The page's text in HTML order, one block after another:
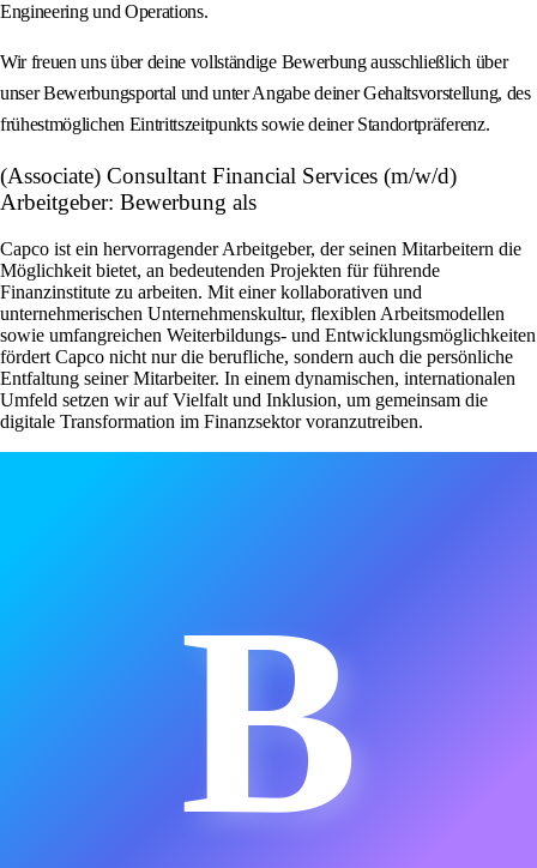
Engineering und Operations.
Wir freuen uns über deine vollständige Bewerbung ausschließlich über
unser Bewerbungsportal und unter Angabe deiner Gehaltsvorstellung, des
frühestmöglichen Eintrittszeitpunkts sowie deiner Standortpräferenz.
(Associate) Consultant Financial Services (m/w/d)
Arbeitgeber: Bewerbung als
Capco ist ein hervorragender Arbeitgeber, der seinen Mitarbeitern die
Möglichkeit bietet, an bedeutenden Projekten für führende
Finanzinstitute zu arbeiten. Mit einer kollaborativen und
unternehmerischen Unternehmenskultur, flexiblen Arbeitsmodellen
sowie umfangreichen Weiterbildungs- und Entwicklungsmöglichkeiten
fördert Capco nicht nur die berufliche, sondern auch die persönliche
Entfaltung seiner Mitarbeiter. In einem dynamischen, internationalen
Umfeld setzen wir auf Vielfalt und Inklusion, um gemeinsam die
digitale Transformation im Finanzsektor voranzutreiben.
B